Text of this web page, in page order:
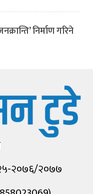
निर्माण गरिने
२०७६/२०७७